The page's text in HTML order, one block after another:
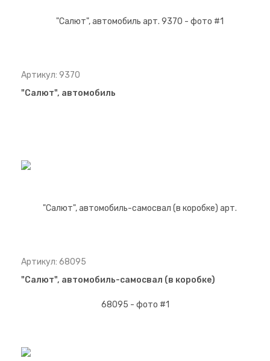
Артикул: 9370
"Салют", автомобиль
Артикул: 68095
"Салют", автомобиль-самосвал (в коробке)